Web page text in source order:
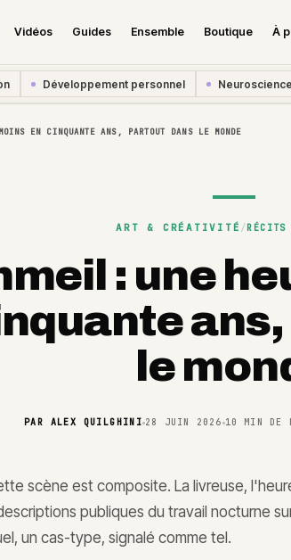
Vidéos Guides Ensemble Boutique À
Développement personnel
EN CINQUANTE ANS, PARTOUT DANS LE MONDE
ART & CRÉATIVITÉ /RÉCITS
: une
le
PAR ALEX QUILGHINI 28 JUIN 2026 10 MIN DE
scène est composite. La livreuse,
publiques du travail nocturne
un cas-type, signalé comme tel.